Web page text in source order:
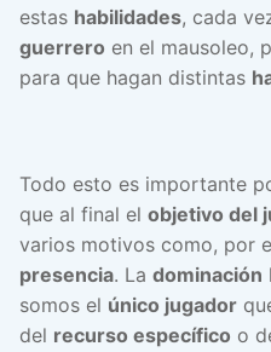
estas habilidades, cada
guerrero en el mausoleo,
para que hagan distintas
Todo esto es importante
que al final el objetivo del
varios motivos como, por
presencia. La dominación
somos el único jugador
del recurso específico o